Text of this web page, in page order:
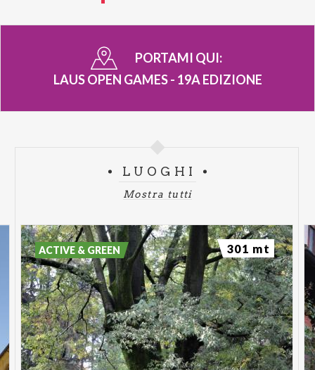
PORTAMI QUI:
LAUS OPEN GAMES - 19A EDIZIONE
LUOGHI
Mostra tutti
ACTIVE & GREEN 301 mt